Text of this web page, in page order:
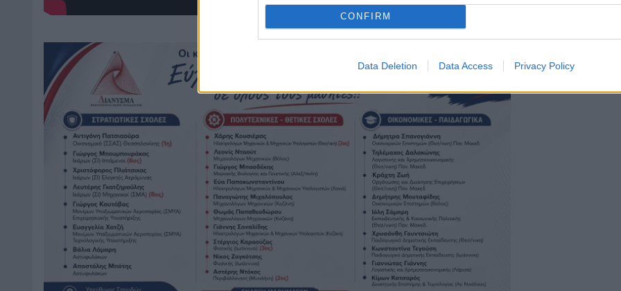
CONFIRM
Data Deletion Data Access Privacy Policy